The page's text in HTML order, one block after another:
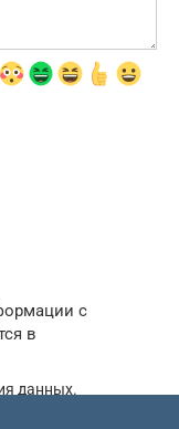
с
в
данных.